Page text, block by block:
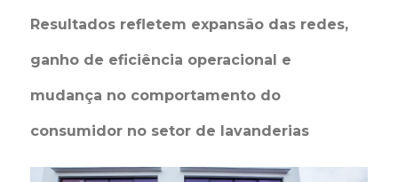
Resultados refletem expansão das redes,
ganho de eficiência operacional e
mudança no comportamento do
consumidor no setor de lavanderias